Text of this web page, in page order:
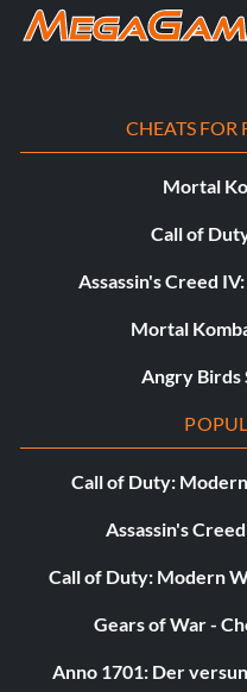
InGen Guard Jerry:
QKBCWT eingeben
InGen Hunter:
38YWVR eingeben
InGen-Söldner/InGen-
VZRSD3 eingeben
InGen Scout/InGen
CHEATS FOR
Mortal
Call of
Assassin's Creed
Mortal
Angry Birds
Call of Duty:
Assassin's
Call of Duty: Modern
Gears of War -
Anno 1701: Der